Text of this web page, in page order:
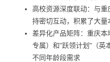
高校资源深度联动：与
持密切互动，积累了大量
差异化产品矩阵：重庆
专属）和"跃领计划"（英
不同年龄段需求